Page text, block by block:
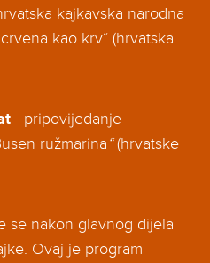
kajkavska narodna
kao krv“ (hrvatska
- pripovijedanje
ružmarina“(hrvatske
se nakon glavnog dijela
Ovaj je program